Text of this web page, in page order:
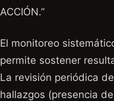
ACCIÓN.”
El monitoreo
permite sostener
La revisión periódica
hallazgos (presencia